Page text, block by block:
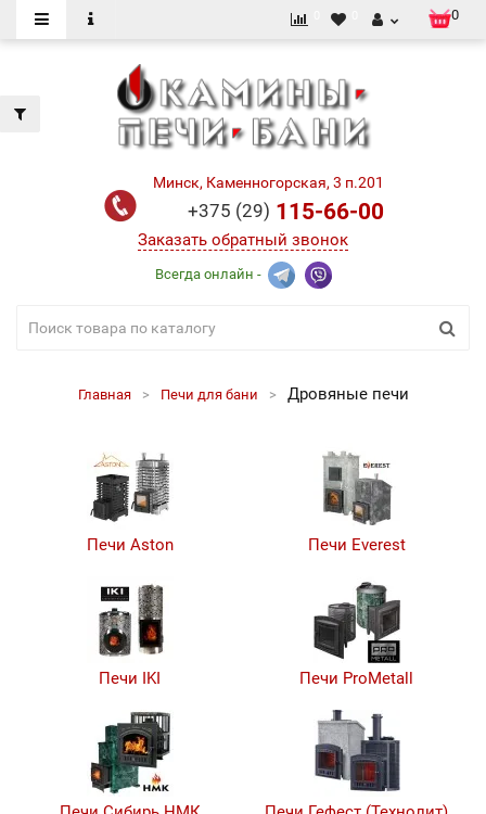
0
Минск, Каменногорская, 3 п.201
+375 (29) 115-66-00
Заказать обратный звонок
Всегда онлайн -
Главная Печи для бани Дровяные печи
Печи Aston Печи Everest
Печи IKI Печи ProMetall